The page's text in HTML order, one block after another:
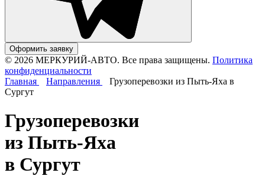
Оформить заявку
© 2026 МЕРКУРИЙ-АВТО. Все права защищены. Политика
конфиденциальности
Главная
Направления
Грузоперевозки из Пыть-Яха в
Сургут
Грузоперевозки
из Пыть-Яха
в Сургут